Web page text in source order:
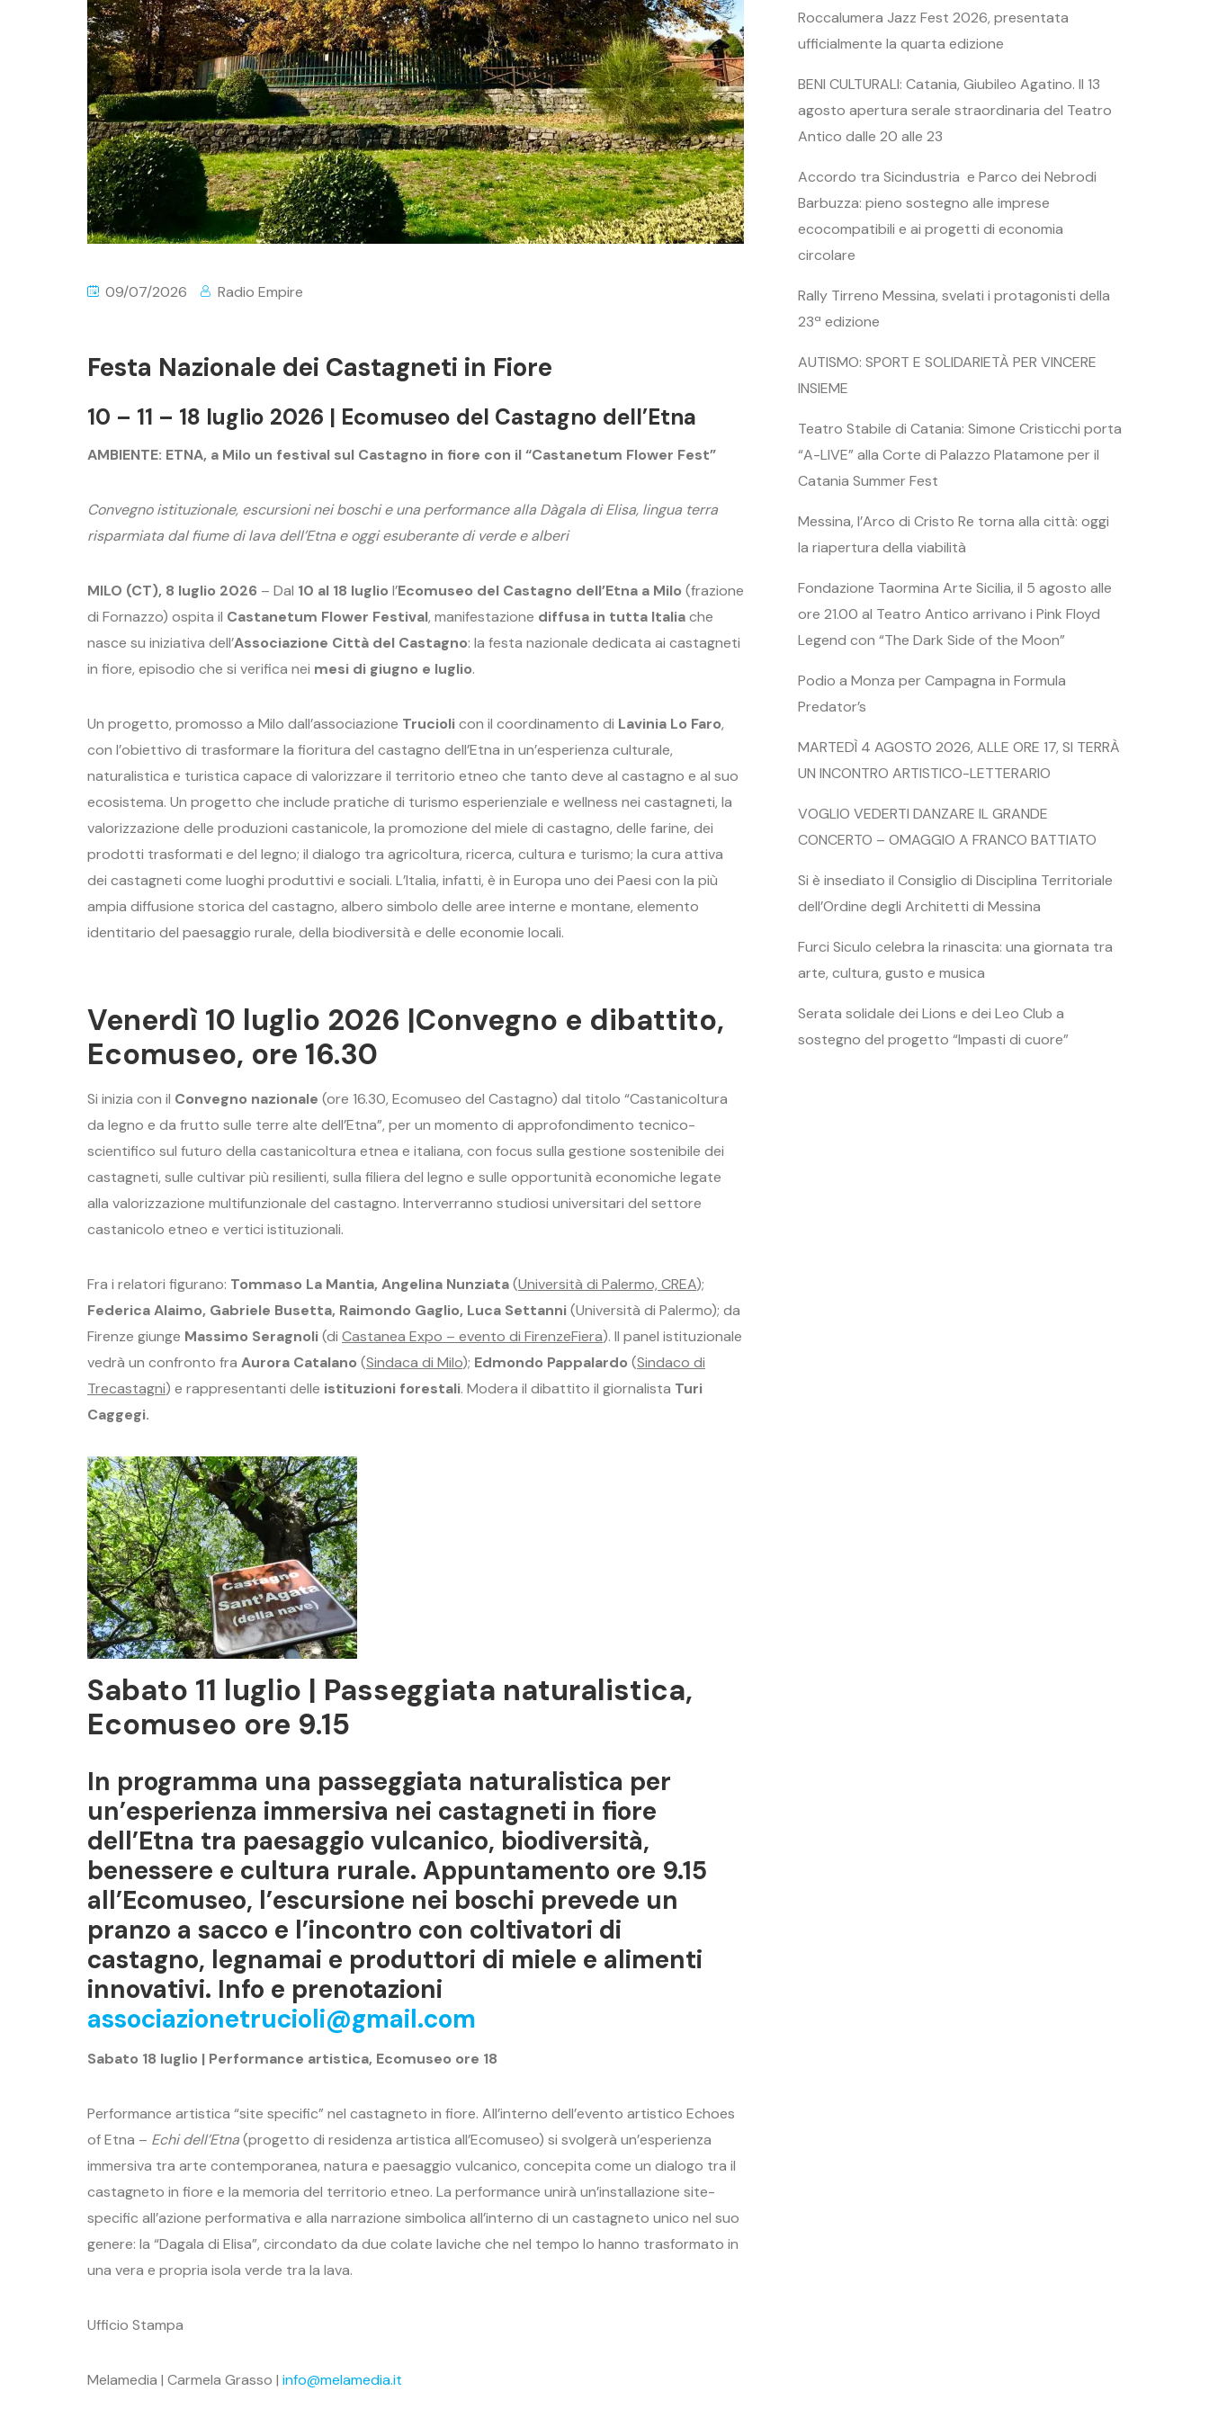
09/07/2026 Radio Empire
Festa Nazionale dei Castagneti in Fiore
10 – 11 – 18 luglio 2026 | Ecomuseo del Castagno dell’Etna
AMBIENTE: ETNA, a Milo un festival sul Castagno in fiore con il “Castanetum Flower Fest”
Convegno istituzionale, escursioni nei boschi e una performance alla Dàgala di Elisa, lingua terra
risparmiata dal fiume di lava dell’Etna e oggi esuberante di verde e alberi
MILO (CT), 8 luglio 2026 – Dal 10 al 18 luglio l’Ecomuseo del Castagno dell’Etna a Milo (frazione
di Fornazzo) ospita il Castanetum Flower Festival, manifestazione diffusa in tutta Italiache
nasce su iniziativa dell’Associazione Città del Castagno: la festa nazionale dedicata ai castagneti
in fiore, episodio che si verifica nei mesi di giugno e luglio.
Un progetto, promosso a Milo dall’associazione Truciolicon il coordinamento di Lavinia Lo Faro,
con l’obiettivo di trasformare la fioritura del castagno dell’Etna in un’esperienza culturale,
naturalistica e turistica capace di valorizzare il territorio etneo che tanto deve al castagno e al suo
ecosistema. Un progetto che include pratiche di turismo esperienziale e wellness nei castagneti, la
valorizzazione delle produzioni castanicole, la promozione del miele di castagno, delle farine, dei
prodotti trasformati e del legno; il dialogo tra agricoltura, ricerca, cultura e turismo; la cura attiva
dei castagneti come luoghi produttivi e sociali. L’Italia, infatti, è in Europa uno dei Paesi con la più
ampia diffusione storica del castagno, albero simbolo delle aree interne e montane, elemento
identitario del paesaggio rurale, della biodiversità e delle economie locali.
Venerdì 10 luglio 2026 |Convegno e dibattito,
Ecomuseo, ore 16.30
Si inizia con il Convegno nazionale (ore 16.30, Ecomuseo del Castagno) dal titolo “Castanicoltura
da legno e da frutto sulle terre alte dell’Etna”, per un momento di approfondimento tecnico-
scientifico sul futuro della castanicoltura etnea e italiana, con focus sulla gestione sostenibile dei
castagneti, sulle cultivar più resilienti, sulla filiera del legno e sulle opportunità economiche legate
alla valorizzazione multifunzionale del castagno. Interverranno studiosi universitari del settore
castanicolo etneo e vertici istituzionali.
Fra i relatori figurano: Tommaso La Mantia, Angelina Nunziata(Università di Palermo, CREA);
Federica Alaimo, Gabriele Busetta, Raimondo Gaglio, Luca Settanni(Università di Palermo); da
Firenze giunge Massimo Seragnoli(di Castanea Expo – evento di FirenzeFiera). Il panel istituzionale
vedrà un confronto fra Aurora Catalano (Sindaca di Milo); Edmondo Pappalardo (Sindaco di
Trecastagni) e rappresentanti delle istituzioni forestali. Modera il dibattito il giornalista Turi
Caggegi.
Sabato 11 luglio | Passeggiata naturalistica,
Ecomuseo ore 9.15
In programma una passeggiata naturalistica per
un’esperienza immersiva nei castagneti in fiore
dell’Etna tra paesaggio vulcanico, biodiversità,
benessere e cultura rurale. Appuntamento ore 9.15
all’Ecomuseo, l’escursione nei boschi prevede un
pranzo a sacco e l’incontro con coltivatori di
castagno, legnamai e produttori di miele e alimenti
innovativi. Info e prenotazioni
associazionetrucioli@gmail.com
Sabato 18 luglio | Performance artistica, Ecomuseo ore 18
Performance artistica “site specific” nel castagneto in fiore. All’interno dell’evento artistico Echoes
of Etna – Echi dell’Etna(progetto di residenza artistica all’Ecomuseo) si svolgerà un’esperienza
immersiva tra arte contemporanea, natura e paesaggio vulcanico, concepita come un dialogo tra il
castagneto in fiore e la memoria del territorio etneo. La performance unirà un’installazione site-
specific all’azione performativa e alla narrazione simbolica all’interno di un castagneto unico nel suo
genere: la “Dagala di Elisa”, circondato da due colate laviche che nel tempo lo hanno trasformato in
una vera e propria isola verde tra la lava.
Ufficio Stampa
Melamedia | Carmela Grasso | info@melamedia.it
Roccalumera Jazz Fest 2026, presentata
ufficialmente la quarta edizione
BENI CULTURALI: Catania, Giubileo Agatino. Il 13
agosto apertura serale straordinaria del Teatro
Antico dalle 20 alle 23
Accordo tra Sicindustria e Parco dei Nebrodi
Barbuzza: pieno sostegno alle imprese
ecocompatibili e ai progetti di economia
circolare
Rally Tirreno Messina, svelati i protagonisti della
23ª edizione
AUTISMO: SPORT E SOLIDARIETÀ PER VINCERE
INSIEME
Teatro Stabile di Catania: Simone Cristicchi porta
“A-LIVE” alla Corte di Palazzo Platamone per il
Catania Summer Fest
Messina, l’Arco di Cristo Re torna alla città: oggi
la riapertura della viabilità
Fondazione Taormina Arte Sicilia, il 5 agosto alle
ore 21.00 al Teatro Antico arrivano i Pink Floyd
Legend con “The Dark Side of the Moon”
Podio a Monza per Campagna in Formula
Predator’s
MARTEDÌ 4 AGOSTO 2026, ALLE ORE 17, SI TERRÀ
UN INCONTRO ARTISTICO-LETTERARIO
VOGLIO VEDERTI DANZARE IL GRANDE
CONCERTO – OMAGGIO A FRANCO BATTIATO
Si è insediato il Consiglio di Disciplina Territoriale
dell’Ordine degli Architetti di Messina
Furci Siculo celebra la rinascita: una giornata tra
arte, cultura, gusto e musica
Serata solidale dei Lions e dei Leo Club a
sostegno del progetto “Impasti di cuore”